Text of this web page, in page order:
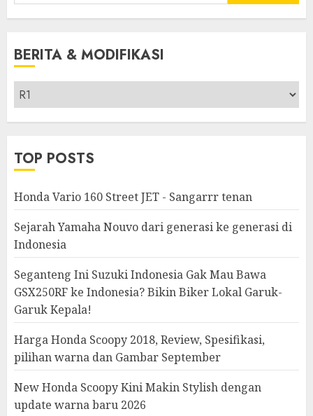
BERITA & MODIFIKASI
Berita
&
Modifikasi
TOP POSTS
Honda Vario 160 Street JET - Sangarrr tenan
Sejarah Yamaha Nouvo dari generasi ke generasi di
Indonesia
Seganteng Ini Suzuki Indonesia Gak Mau Bawa
GSX250RF ke Indonesia? Bikin Biker Lokal Garuk-
Garuk Kepala!
Harga Honda Scoopy 2018, Review, Spesifikasi,
pilihan warna dan Gambar September
New Honda Scoopy Kini Makin Stylish dengan
update warna baru 2026